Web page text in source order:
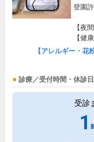
登園
【夜
【健
【アレルギー・花
診療／受付時間・休診日
受診
1